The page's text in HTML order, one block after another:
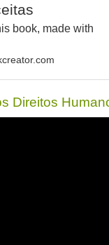
book, made with
Direitos